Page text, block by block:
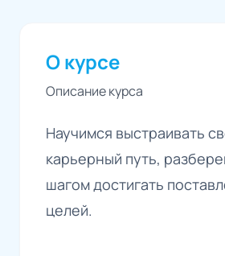
О курсе
Описание курса
Научимся выстраивать
карьерный путь,
шагом достигать
целей.